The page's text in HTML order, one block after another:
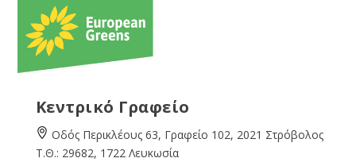
Κεντρικό Γραφείο
Οδός Περικλέους 63, Γραφείο 102, 2021 Στρόβολος
Τ.Θ.: 29682, 1722 Λευκωσία